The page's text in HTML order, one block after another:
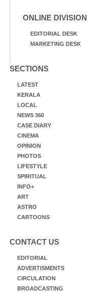
ONLINE DIVISION
EDITORIAL DESK
MARKETING DESK
SECTIONS
LATEST
KERALA
LOCAL
NEWS 360
CASE DIARY
CINEMA
OPINION
PHOTOS
LIFESTYLE
SPIRITUAL
INFO+
ART
ASTRO
CARTOONS
CONTACT US
EDITORIAL
ADVERTISMENTS
CIRCULATION
BROADCASTING